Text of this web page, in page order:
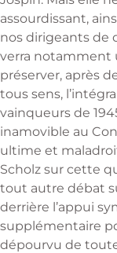
assourdissant,
nos dirigeants de
verra notamment
préserver, après
tous sens,
vainqueurs de
inamovible au
ultime et
Scholz sur cette
tout autre débat
derrière l’appui
supplémentaire
dépourvu de